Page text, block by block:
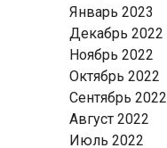
Январь 2023
Декабрь 2022
Ноябрь 2022
Октябрь 2022
Сентябрь 2022
Август 2022
Июль 2022